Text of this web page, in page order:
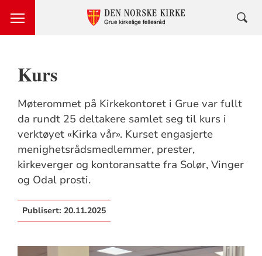
Kurs
Møterommet på Kirkekontoret i Grue var fullt
da rundt 25 deltakere samlet seg til kurs i
verktøyet «Kirka vår». Kurset engasjerte
menighetsrådsmedlemmer, prester,
kirkeverger og kontoransatte fra Solør, Vinger
og Odal prosti.
Publisert: 20.11.2025